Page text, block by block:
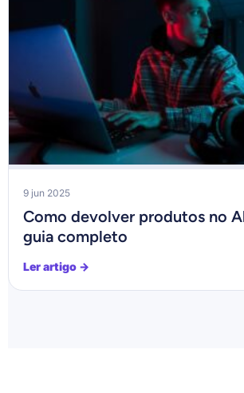
9 jun 2025
Como devolver produtos no
guia completo
Ler artigo →